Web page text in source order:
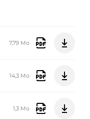
7,79 Mo
14,3 Mo
1,3 Mo